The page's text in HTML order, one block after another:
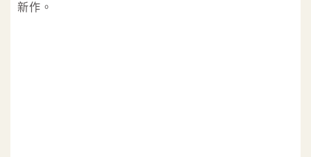
新作。